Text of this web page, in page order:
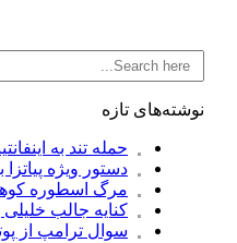
نوشته‌های تازه
حمله تند به
دستور ویژه
مرگ اسطوره
کنایه جالب
سوال ترامپ از